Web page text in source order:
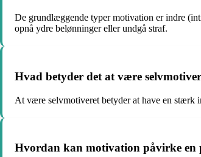
De grundlæggende typer motivation er indre
opnå ydre belønninger eller undgå straf.
Hvad betyder det at være
At være selvmotiveret betyder at have en stærk
Hvordan kan motivation påvirke en